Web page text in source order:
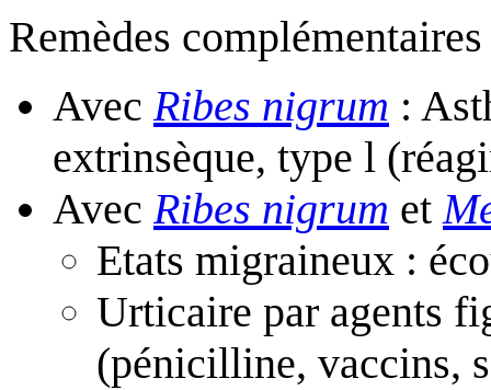
Remèdes complémentaires
Avec Ribes nigrum :
extrinsèque, type l
Avec Ribes nigrum et
Etats migraineux :
Urticaire par agents
(pénicilline, vaccins,